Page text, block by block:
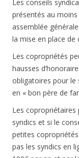
Les conseils
présentés au
assemblée
la mise en place de
Les copropriétés
hausses
obligatoires pour le
en « bon père de
Les copropriétaires
syndics et si le
petites
pas les syndics en